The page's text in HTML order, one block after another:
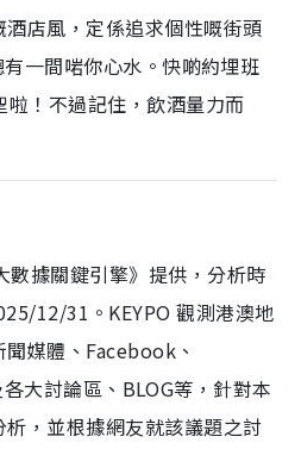
店風，定係追求個性嘅街頭
一間啱你心水。快啲約埋班
！不過記住，飲酒量力而
數據關鍵引擎》提供，分析時
12/31。KEYPO 觀測港澳地
媒體、Facebook、
大討論區、BLOG等，針對本
，並根據網友就該議題之討